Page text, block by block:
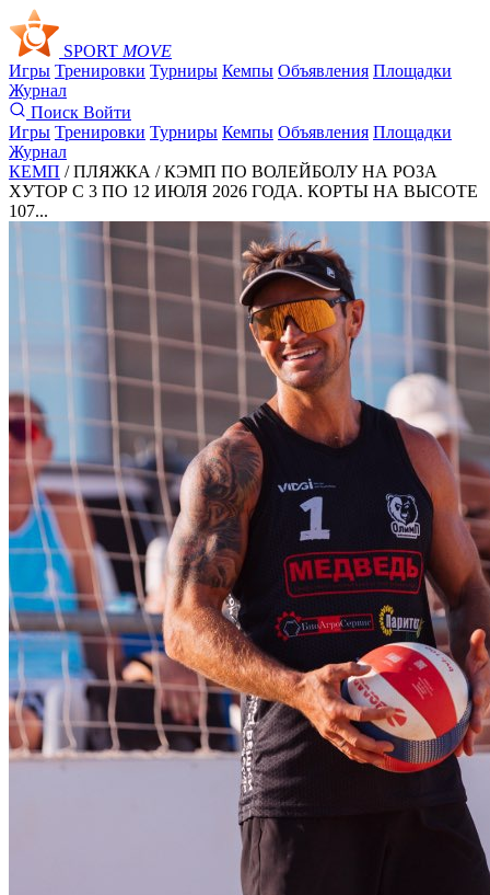
SPORT MOVE
Игры Тренировки Турниры Кемпы Объявления Площадки
Журнал
Поиск Войти
Игры Тренировки Турниры Кемпы Объявления Площадки
Журнал
КЕМП / ПЛЯЖКА /КЭМП ПО ВОЛЕЙБОЛУ НА РОЗА
ХУТОР С 3 ПО 12 ИЮЛЯ 2026 ГОДА. КОРТЫ НА ВЫСОТЕ
107...